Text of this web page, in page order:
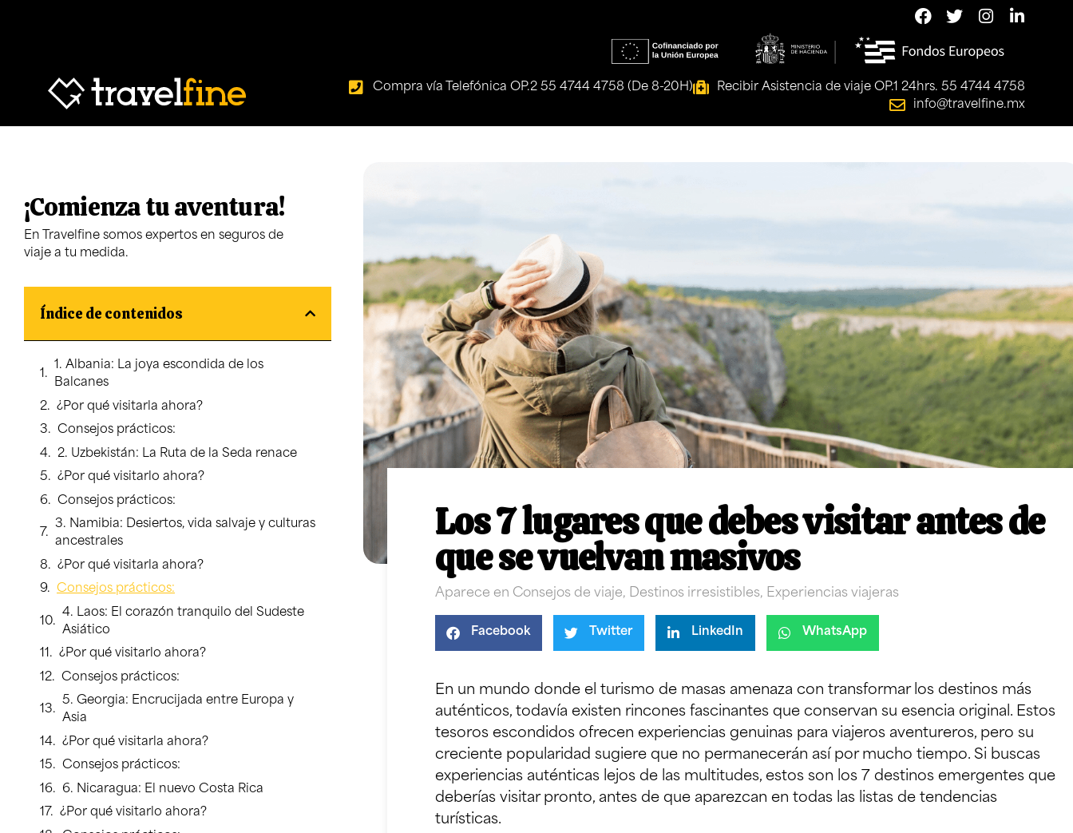
Compra vía Telefónica OP.2 55 4744 4758 (De 8-20H)
Recibir Asistencia de viaje OP.1 24hrs. 55 4744 4758
info@travelfine.mx
¡Comienza tu aventura!
En Travelfine somos expertos en seguros de
viaje a tu medida.
Índice de contenidos
1. Albania: La joya escondida de los
Balcanes
¿Por qué visitarla ahora?
Consejos prácticos:
2. Uzbekistán: La Ruta de la Seda renace
¿Por qué visitarlo ahora?
Consejos prácticos:
3. Namibia: Desiertos, vida salvaje y culturas
ancestrales
¿Por qué visitarla ahora?
Consejos prácticos:
4. Laos: El corazón tranquilo del Sudeste
Asiático
¿Por qué visitarlo ahora?
Consejos prácticos:
5. Georgia: Encrucijada entre Europa y
Asia
¿Por qué visitarla ahora?
Consejos prácticos:
6. Nicaragua: El nuevo Costa Rica
¿Por qué visitarlo ahora?
Los 7 lugares que debes visitar antes de
que se vuelvan masivos
Aparece en Consejos de viaje, Destinos irresistibles, Experiencias viajeras
Facebook Twitter LinkedIn WhatsApp
En un mundo donde el turismo de masas amenaza con transformar los destinos más
auténticos, todavía existen rincones fascinantes que conservan su esencia original. Estos
tesoros escondidos ofrecen experiencias genuinas para viajeros aventureros, pero su
creciente popularidad sugiere que no permanecerán así por mucho tiempo. Si buscas
experiencias auténticas lejos de las multitudes, estos son los 7 destinos emergentes que
deberías visitar pronto, antes de que aparezcan en todas las listas de tendencias
turísticas.